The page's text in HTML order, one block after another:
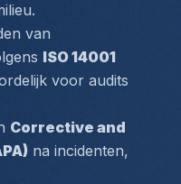
van
ISO 14001
voor audits
Corrective and
na incidenten,